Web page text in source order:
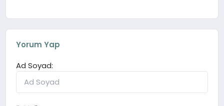
Yorum Yap
Ad Soyad: